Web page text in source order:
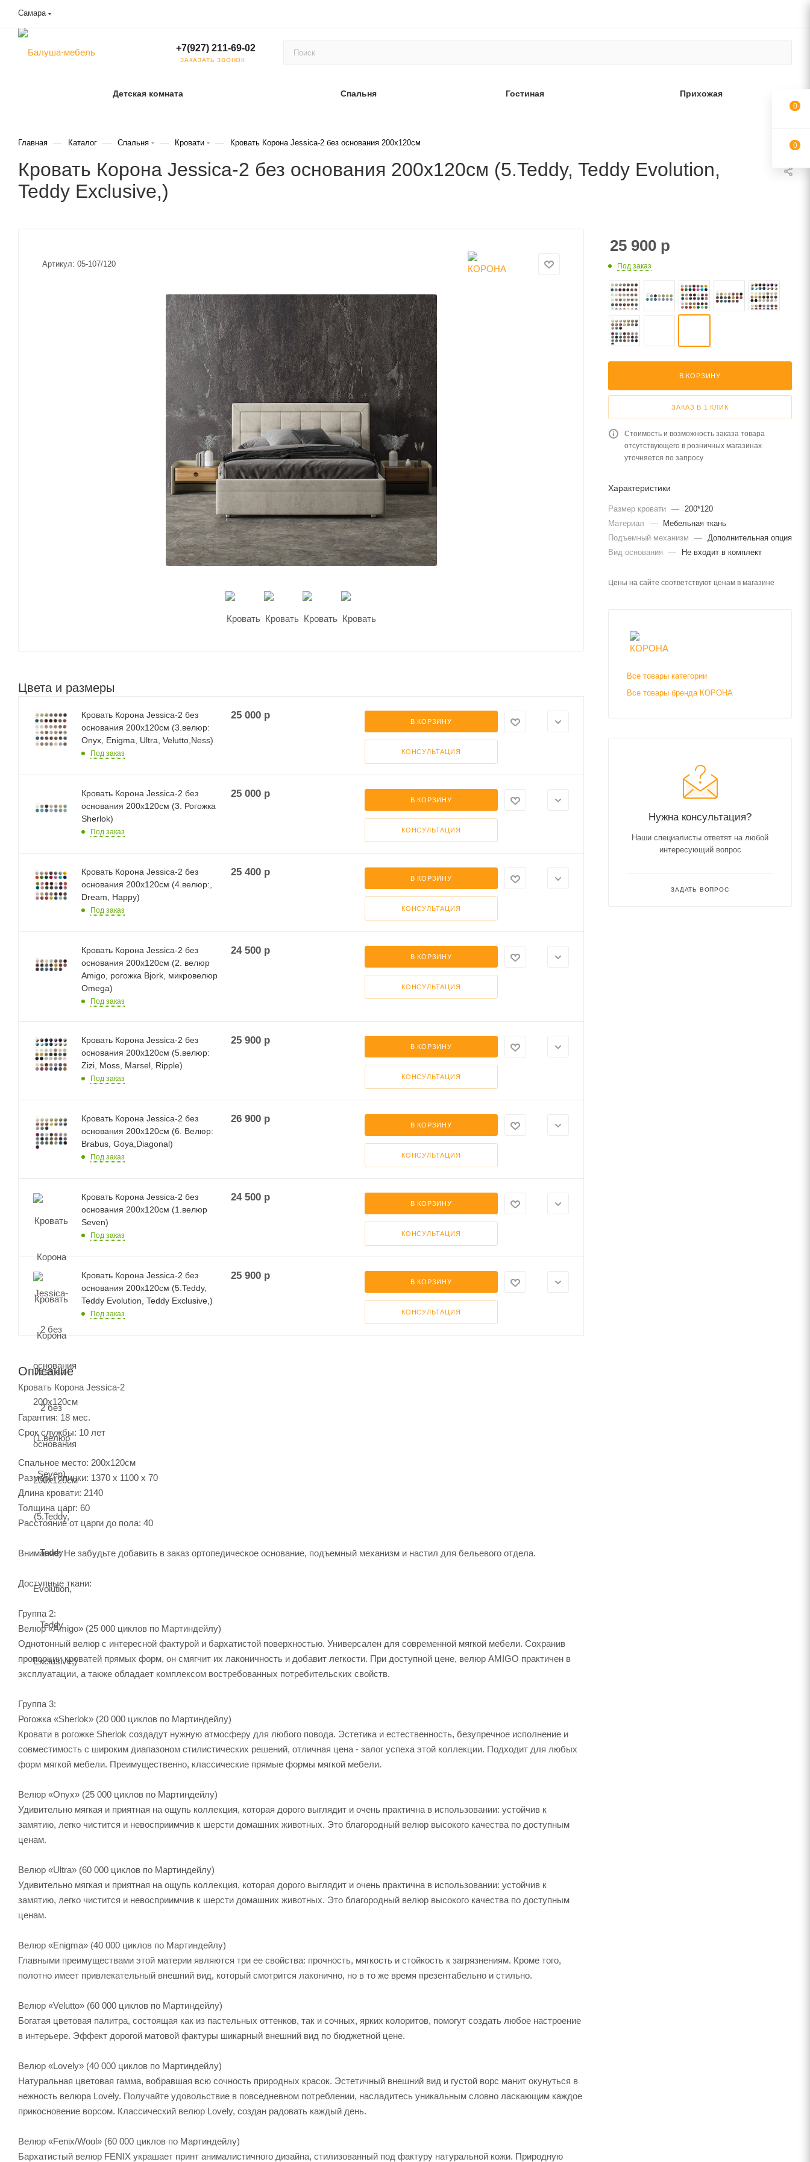
Самара
+7(927) 211-69-02
ЗАКАЗАТЬ ЗВОНОК
Детская комната Спальня Гостиная Прихожая
Главная — Каталог — Спальня — Кровати — Кровать Корона Jessica-2 без основания 200х120см
Кровать Корона Jessica-2 без основания 200х120см (5.Teddy, Teddy Evolution,
Teddy Exclusive,)
Артикул: 05-107/120
Цвета и размеры
Кровать Корона Jessica-2 без
основания 200х120см (3.велюр:
Onyx, Enigma, Ultra, Velutto,Ness)
Под заказ
25 000р
В КОРЗИНУ
КОНСУЛЬТАЦИЯ
Кровать Корона Jessica-2 без
основания 200х120см (3. Рогожка
Sherlok)
Под заказ
25 000р
В КОРЗИНУ
КОНСУЛЬТАЦИЯ
Кровать Корона Jessica-2 без
основания 200х120см (4.велюр:,
Dream, Happy)
Под заказ
25 400р
В КОРЗИНУ
КОНСУЛЬТАЦИЯ
Кровать Корона Jessica-2 без
основания 200х120см (2. велюр
Amigo, рогожка Bjork, микровелюр
Omega)
Под заказ
24 500р
В КОРЗИНУ
КОНСУЛЬТАЦИЯ
Кровать Корона Jessica-2 без
основания 200х120см (5.велюр:
Zizi, Moss, Marsel, Ripple)
Под заказ
25 900р
В КОРЗИНУ
КОНСУЛЬТАЦИЯ
Кровать Корона Jessica-2 без
основания 200х120см (6. Велюр:
Brabus, Goya,Diagonal)
Под заказ
26 900р
В КОРЗИНУ
КОНСУЛЬТАЦИЯ
Кровать Корона Jessica-2 без
основания 200х120см (1.велюр
Seven)
Под заказ
24 500р
В КОРЗИНУ
КОНСУЛЬТАЦИЯ
Кровать Корона Jessica-2 без
основания 200х120см (5.Teddy,
Teddy Evolution, Teddy Exclusive,)
Под заказ
25 900р
В КОРЗИНУ
КОНСУЛЬТАЦИЯ
Описание
Кровать Корона Jessica-2
Гарантия: 18 мес.
Срок службы: 10 лет
Спальное место: 200х120см
Размеры спинки: 1370 х 1100 х 70
Длина кровати: 2140
Толщина царг: 60
Расстояние от царги до пола: 40
Внимание: Не забудьте добавить в заказ ортопедическое основание, подъемный механизм и настил для бельевого отдела.
Доступные ткани:
Группа 2:
Велюр «Amigo» (25 000 циклов по Мартиндейлу)
Однотонный велюр с интересной фактурой и бархатистой поверхностью. Универсален для современной мягкой мебели. Сохранив
пропорции кроватей прямых форм, он смягчит их лаконичность и добавит легкости. При доступной цене, велюр AMIGO практичен в
эксплуатации, а также обладает комплексом востребованных потребительских свойств.
Группа 3:
Рогожка «Sherlok» (20 000 циклов по Мартиндейлу)
Кровати в рогожке Sherlok создадут нужную атмосферу для любого повода. Эстетика и естественность, безупречное исполнение и
совместимость с широким диапазоном стилистических решений, отличная цена - залог успеха этой коллекции. Подходит для любых
форм мягкой мебели. Преимущественно, классические прямые формы мягкой мебели.
Велюр «Onyx» (25 000 циклов по Мартиндейлу)
Удивительно мягкая и приятная на ощупь коллекция, которая дорого выглядит и очень практична в использовании: устойчив к
замятию, легко чистится и невосприимчив к шерсти домашних животных. Это благородный велюр высокого качества по доступным
ценам.
Велюр «Ultra» (60 000 циклов по Мартиндейлу)
Удивительно мягкая и приятная на ощупь коллекция, которая дорого выглядит и очень практична в использовании: устойчив к
замятию, легко чистится и невосприимчив к шерсти домашних животных. Это благородный велюр высокого качества по доступным
ценам.
Велюр «Enigma» (40 000 циклов по Мартиндейлу)
Главными преимуществами этой материи являются три ее свойства: прочность, мягкость и стойкость к загрязнениям. Кроме того,
полотно имеет привлекательный внешний вид, который смотрится лаконично, но в то же время презентабельно и стильно.
Велюр «Velutto» (60 000 циклов по Мартиндейлу)
Богатая цветовая палитра, состоящая как из пастельных оттенков, так и сочных, ярких колоритов, помогут создать любое настроение
в интерьере. Эффект дорогой матовой фактуры шикарный внешний вид по бюджетной цене.
Велюр «Lovely» (40 000 циклов по Мартиндейлу)
Натуральная цветовая гамма, вобравшая всю сочность природных красок. Эстетичный внешний вид и густой ворс манит окунуться в
нежность велюра Lovely. Получайте удовольствие в повседневном потреблении, насладитесь уникальным словно ласкающим каждое
прикосновение ворсом. Классический велюр Lovely, создан радовать каждый день.
Велюр «Fenix/Wool» (60 000 циклов по Мартиндейлу)
Бархатистый велюр FENIX украшает принт анималистичного дизайна, стилизованный под фактуру натуральной кожи. Природную
25 900 р
Под заказ
В КОРЗИНУ
ЗАКАЗ В 1 КЛИК
Стоимость и возможность заказа товара
отсутствующего в розничных магазинах
уточняется по запросу
Характеристики
Размер кровати —
200*120
Материал
—
Мебельная ткань
Подъемный механизм
—
Дополнительная опция
Вид основания
— Не входит в комплект
Цены на сайте соответствуют ценам в магазине
Все товары категории
Все товары бренда КОРОНА
Нужна консультация?
Наши специалисты ответят на любой
интересующий вопрос
ЗАДАТЬ ВОПРОС
0
0